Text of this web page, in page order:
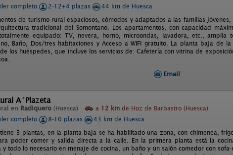
completo 2-12+4 plazas
44 km de Huesca
de turismo rural espaciosos, cómodos y adaptados a las familias
tradicional del Somontano. Los apartamentos, con capacidad
equipado: TV, nevera, horno, microondas, lavadora, etc.,
Baño, Dos/tres habitaciones y Acceso a WIFI gratuito. La planta baja de
los huéspedes, que incluye los servicios de: Cafetería con vitrina de
Email
A´Plazeta
en Radiquero (Huesca) a 12 km de Hoz de Barbastro (Huesca)
completo
8-10 plazas
43 km de Huesca
tiene 3 plantas, en la planta baja se ha habilitado una zona, con chimenea,
poder comer y salida directa a la calle. En la primera planta está la
y todo lo necesario en menaje de cocina, un baño y un salón comedor con